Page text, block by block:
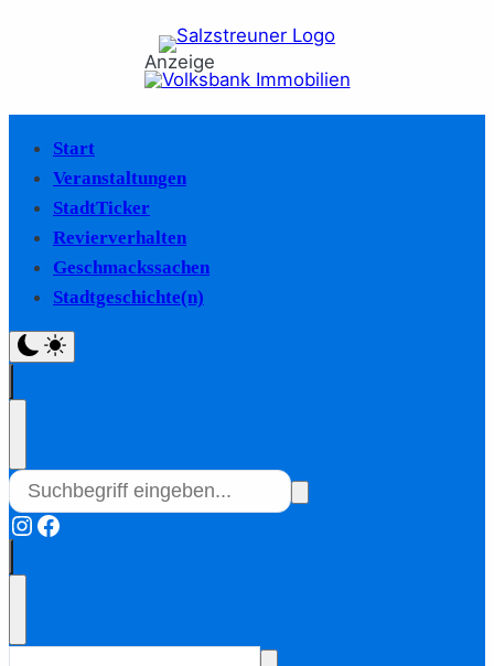
Anzeige
Start
Veranstaltungen
StadtTicker
Revierverhalten
Geschmackssachen
Stadtgeschichte(n)
Instagram
Facebook